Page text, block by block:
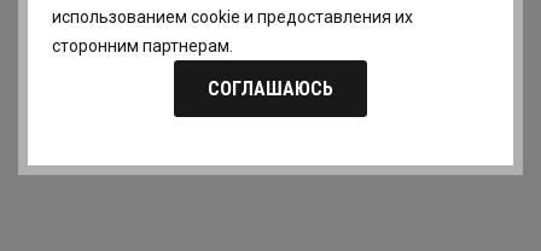
использованием cookie и предоставления их
сторонним партнерам.
СОГЛАШАЮСЬ